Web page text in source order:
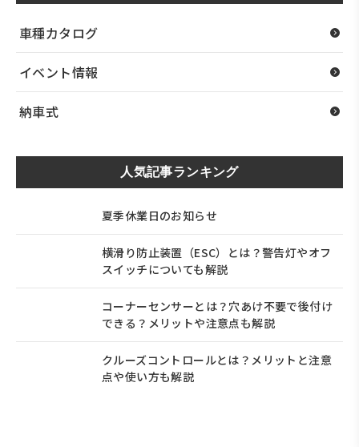
車種カタログ
イベント情報
納車式
人気記事ランキング
夏季休業日のお知らせ
横滑り防止装置（ESC）とは？警告灯やオフ
スイッチについても解説
コーナーセンサーとは？穴あけ不要で後付け
できる？メリットや注意点も解説
クルーズコントロールとは？メリットと注意
点や使い方も解説